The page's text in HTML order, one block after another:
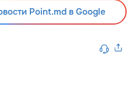
Point.md в Google